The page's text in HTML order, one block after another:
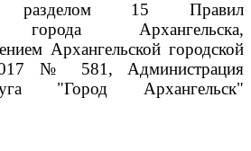
разделом 15 Правил
города Архангельска,
Архангельской городской
№ 581, Администрация
"Город Архангельск"